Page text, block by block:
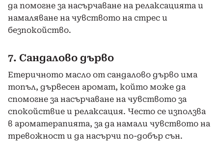
да помогне за насърчаване на релаксацията и
намаляване на чувството на стрес и
безпокойство.
7. Сандалово дърво
Етеричното масло от сандалово дърво има
топъл, дървесен аромат, който може да
спомогне за насърчаване на чувството за
спокойствие и релаксация. Често се използва
в ароматерапията, за да намали чувството на
тревожност и да насърчи по-добър сън.